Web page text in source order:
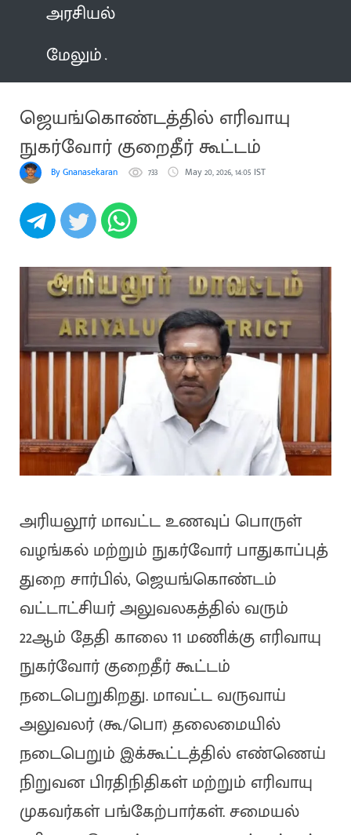
அரசியல்
மேலும்
ஜெயங்கொண்டத்தில் எரிவாயு
நுகர்வோர் குறைதீர் கூட்டம்
By Gnanasekaran 733 May 20, 2026, 14:05 IST
அரியலூர் மாவட்ட உணவுப் பொருள்
வழங்கல் மற்றும் நுகர்வோர் பாதுகாப்புத்
துறை சார்பில், ஜெயங்கொண்டம்
வட்டாட்சியர் அலுவலகத்தில் வரும்
22ஆம் தேதி காலை 11 மணிக்கு எரிவாயு
நுகர்வோர் குறைதீர் கூட்டம்
நடைபெறுகிறது. மாவட்ட வருவாய்
அலுவலர் (கூ/பொ) தலைமையில்
நடைபெறும் இக்கூட்டத்தில் எண்ணெய்
நிறுவன பிரதிநிதிகள் மற்றும் எரிவாயு
முகவர்கள் பங்கேற்பார்கள். சமையல்